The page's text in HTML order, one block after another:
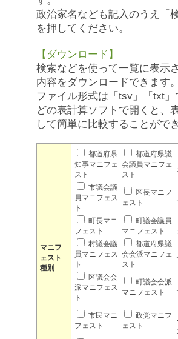
政治家名なども記入のうえ「
を押してください。
【ダウンロード】
検索などを使って一覧に表示
内容をダウンロードできます。
ファイル形式は「tsv」「txt」
どの表計算ソフトで開くと、
して簡単に比較することがで
マニフ
ェスト
種別
都道府県
知事マニフェ
スト
都道府県議
会議員マニフェ
スト
市議会議
員マニフェス
ト
区長マニフ
ェスト
町長マニ
フェスト
町議会議員
マニフェスト
村議会議
員マニフェス
ト
都道府県議
会会派マニフェ
スト
区議会会
派マニフェス
ト
町議会会派
マニフェスト
市民マニ
フェスト
政党マニフ
ェスト